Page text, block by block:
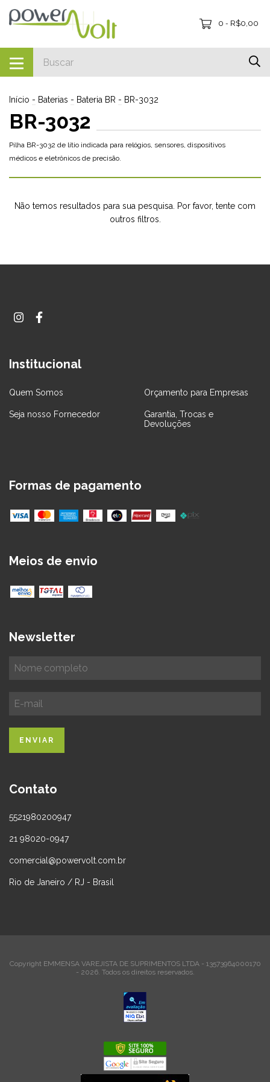
0 - R$0,00
Início - Baterias - Bateria BR - BR-3032
BR-3032
Pilha BR-3032 de lítio indicada para relógios, sensores, dispositivos
médicos e eletrônicos de precisão.
Não temos resultados para sua pesquisa. Por favor, tente com
outros filtros.
Institucional
Quem Somos Orçamento para Empresas
Seja nosso Fornecedor
Garantia, Trocas e
Devoluções
Formas de pagamento
Meios de envio
Newsletter
Contato
5521980200947
21 98020-0947
comercial@powervolt.com.br
Rio de Janeiro / RJ - Brasil
Copyright EMMENSA VAREJISTA DE SUPRIMENTOS LTDA - 13573964000170
- 2026. Todos os direitos reservados.